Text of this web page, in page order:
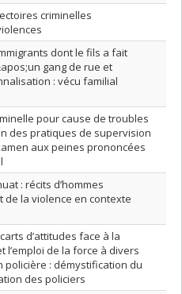
criminelles
dont le fils a fait
gang de rue et
: vécu familial
pour cause de troubles
des pratiques de supervision
aux peines prononcées
: récits d’hommes
de la violence en contexte
d’attitudes face à la
l’emploi de la force à divers
policière : démystification du
des policiers